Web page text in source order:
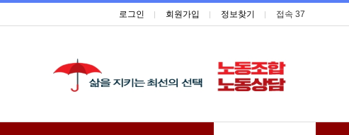
로그인 회원가입 정보찾기 접속 37